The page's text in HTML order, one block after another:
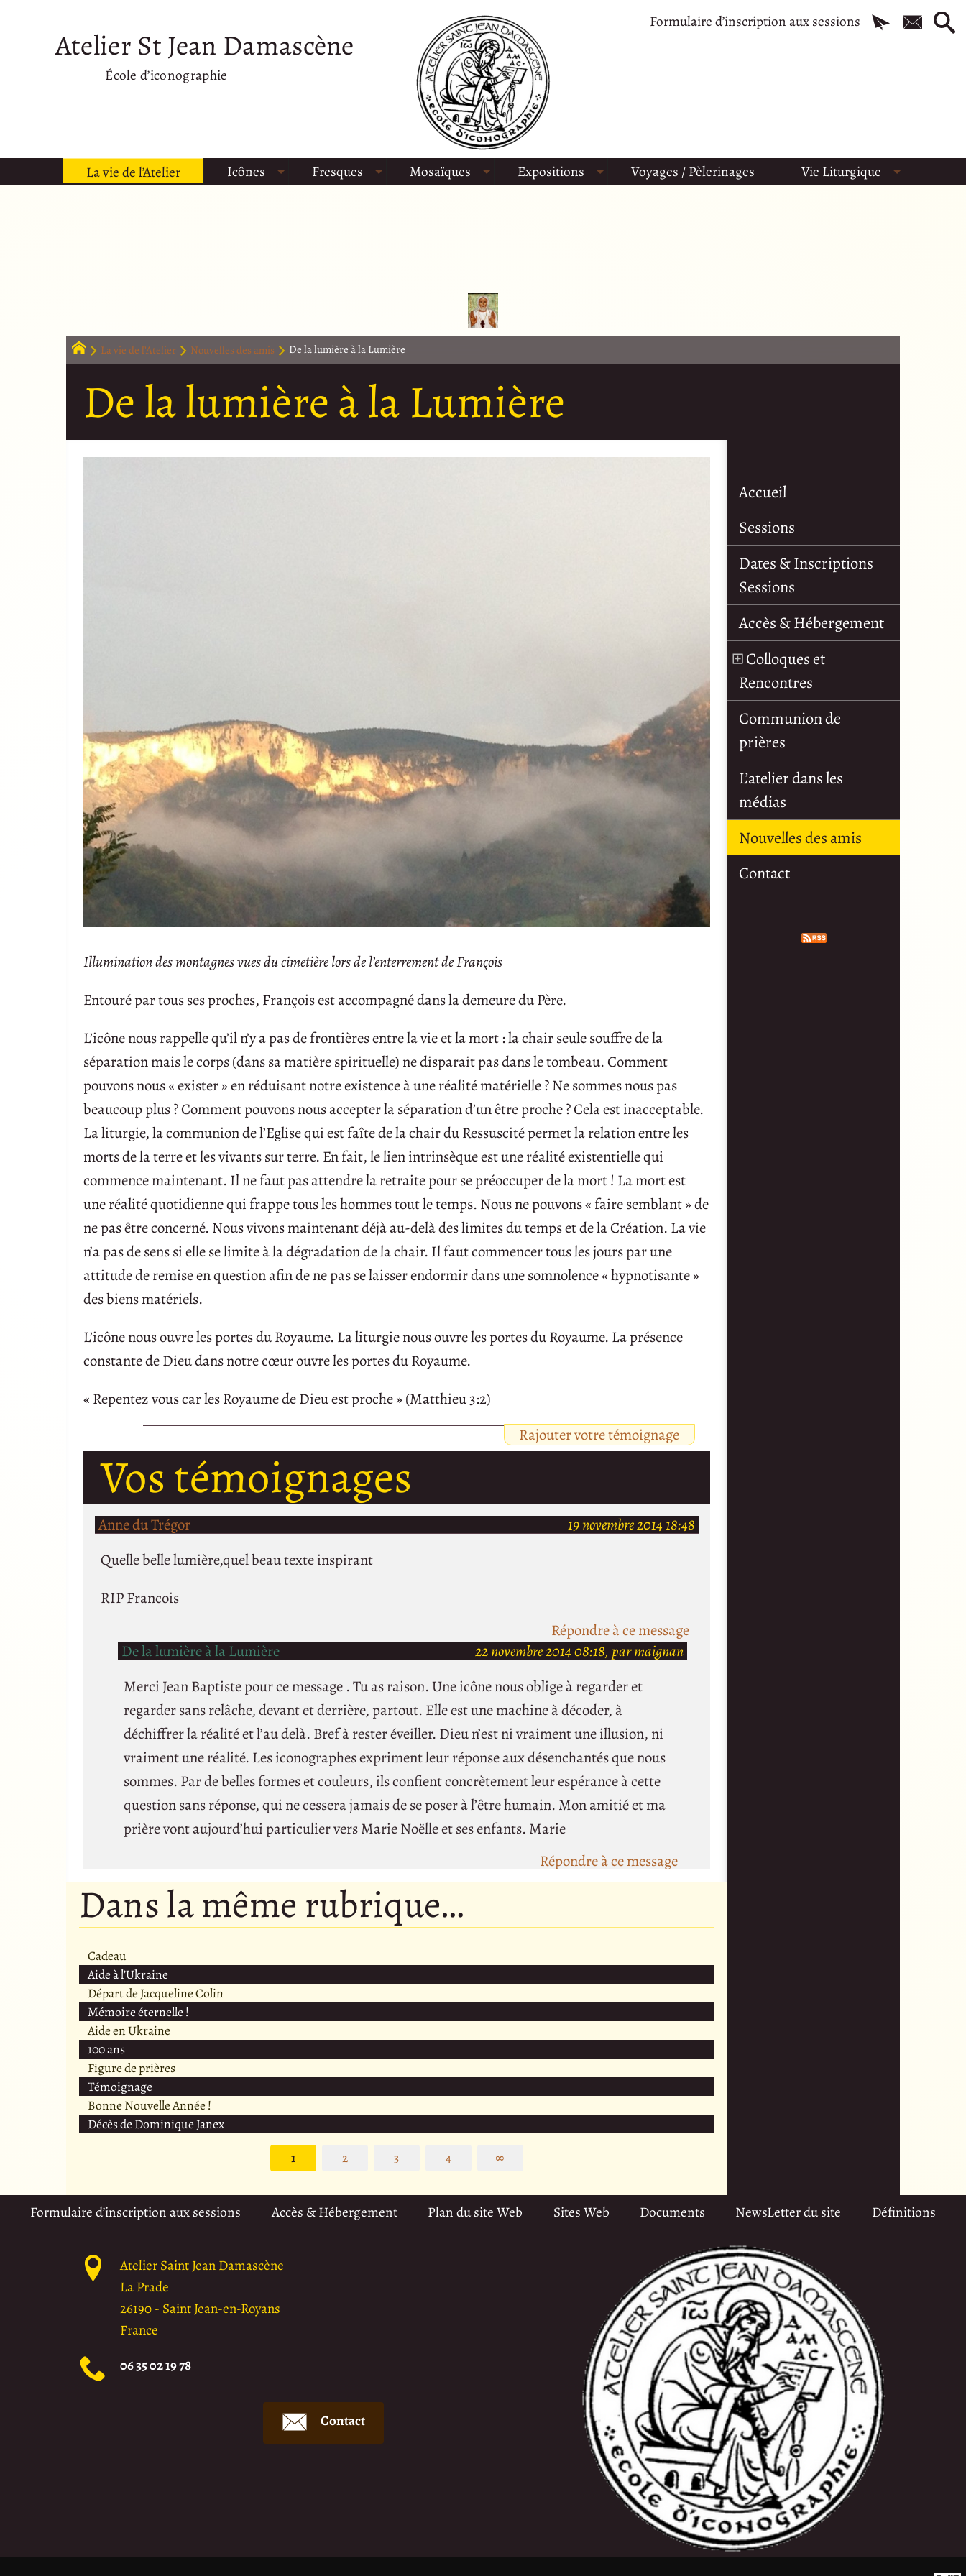
Formulaire d’inscription aux sessions
Atelier St Jean Damascène
École d’iconographie
La vie de l’Atelier Icônes Fresques Mosaïques Expositions Voyages / Pèlerinages Vie Liturgique
La vie de l’Atelier Nouvelles des amis De la lumière à la Lumière
De la lumière à la Lumière
Illumination des montagnes vues du cimetière lors de l’enterrement de François
Entouré par tous ses proches, François est accompagné dans la demeure du Père.
L’icône nous rappelle qu’il n’y a pas de frontières entre la vie et la mort : la chair seule souffre de la
séparation mais le corps (dans sa matière spirituelle) ne disparait pas dans le tombeau. Comment
pouvons nous « exister » en réduisant notre existence à une réalité matérielle ? Ne sommes nous pas
beaucoup plus ? Comment pouvons nous accepter la séparation d’un être proche ? Cela est inacceptable.
La liturgie, la communion de l’Eglise qui est faîte de la chair du Ressuscité permet la relation entre les
morts de la terre et les vivants sur terre. En fait, le lien intrinsèque est une réalité existentielle qui
commence maintenant. Il ne faut pas attendre la retraite pour se préoccuper de la mort ! La mort est
une réalité quotidienne qui frappe tous les hommes tout le temps. Nous ne pouvons « faire semblant » de
ne pas être concerné. Nous vivons maintenant déjà au-delà des limites du temps et de la Création. La vie
n’a pas de sens si elle se limite à la dégradation de la chair. Il faut commencer tous les jours par une
attitude de remise en question afin de ne pas se laisser endormir dans une somnolence « hypnotisante »
des biens matériels.
L’icône nous ouvre les portes du Royaume. La liturgie nous ouvre les portes du Royaume. La présence
constante de Dieu dans notre cœur ouvre les portes du Royaume.
« Repentez vous car les Royaume de Dieu est proche » (Matthieu 3:2)
Rajouter votre témoignage
Vos témoignages
Anne du Trégor
19 novembre 2014 18:48
Quelle belle lumière,quel beau texte inspirant
RIP Francois
Répondre à ce message
De la lumière à la Lumière
22 novembre 2014 08:18, par maignan
Merci Jean Baptiste pour ce message . Tu as raison. Une icône nous oblige à regarder et
regarder sans relâche, devant et derrière, partout. Elle est une machine à décoder, à
déchiffrer la réalité et l’au delà. Bref à rester éveiller. Dieu n’est ni vraiment une illusion, ni
vraiment une réalité. Les iconographes expriment leur réponse aux désenchantés que nous
sommes. Par de belles formes et couleurs, ils confient concrètement leur espérance à cette
question sans réponse, qui ne cessera jamais de se poser à l’être humain. Mon amitié et ma
prière vont aujourd’hui particulier vers Marie Noëlle et ses enfants. Marie
Répondre à ce message
Dans la même rubrique…
Cadeau
Aide à l’Ukraine
Départ de Jacqueline Colin
Mémoire éternelle !
Aide en Ukraine
100 ans
Figure de prières
Témoignage
Bonne Nouvelle Année !
Décès de Dominique Janex
1
2 3 4 ∞
Accueil
Sessions
Dates & Inscriptions
Sessions
Accès & Hébergement
Colloques et
Rencontres
Communion de
prières
L’atelier dans les
médias
Nouvelles des amis
Contact
Formulaire d’inscription aux sessions Accès & Hébergement Plan du site Web Sites Web Documents NewsLetter du site Définitions
Atelier Saint Jean Damascène
La Prade
26190- Saint Jean-en-Royans
France
06 35 02 19 78
Contact